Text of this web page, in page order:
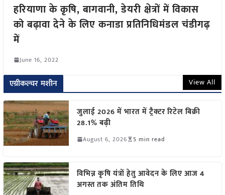
हरियाणा के कृषि, बागवानी, डेयरी क्षेत्रों में विकास
को बढ़ावा देने के लिए कनाडा प्रतिनिधिमंडल चंडीगढ़
में
June 16, 2022
एग्रीकल्चर मशीन View All
जुलाई 2026 में भारत में ट्रैक्टर रिटेल बिक्री
28.1% बढ़ी
August 6, 2026 5 min read
विभिन्न कृषि यंत्रों हेतु आवेदन के लिए आज 4
अगस्त तक अंतिम तिथि